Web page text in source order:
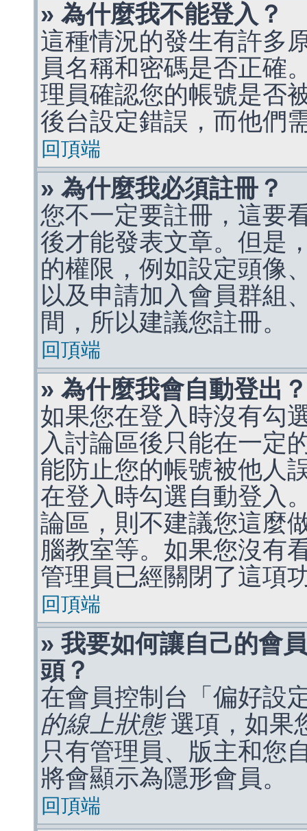
» 為什麼我不能登入？
這種情況的發生有許多
員名稱和密碼是否正確
理員確認您的帳號是否
後台設定錯誤，而他們
回頂端
» 為什麼我必須註冊？
您不一定要註冊，這要
後才能發表文章。但是
的權限，例如設定頭像
以及申請加入會員群組
間，所以建議您註冊。
回頂端
» 為什麼我會自動登出？
如果您在登入時沒有勾
入討論區後只能在一定
能防止您的帳號被他人
在登入時勾選自動登入
論區，則不建議您這麼
腦教室等。如果您沒有
管理員已經關閉了這項
回頂端
» 我要如何讓自己的會
頭？
在會員控制台「偏好設
的線上狀態選項，如果
只有管理員、版主和您
將會顯示為隱形會員。
回頂端